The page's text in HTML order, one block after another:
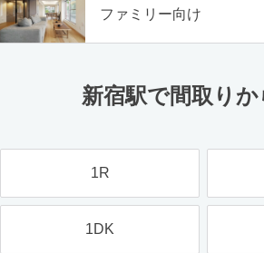
ファミリー向け
新宿駅で間取り
1R
1DK